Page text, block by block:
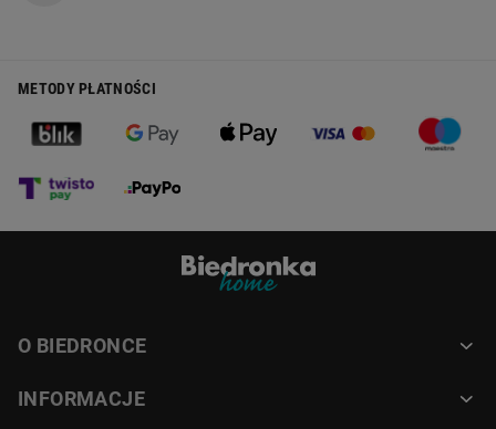
METODY PŁATNOŚCI
O BIEDRONCE
INFORMACJE